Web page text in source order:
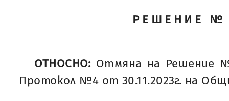
РЕШЕНИЕ №
ОТНОСНО: Отмяна на Решение
Протокол №4 от 30.11.2023г. на